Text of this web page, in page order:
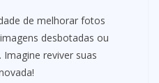
de melhorar fotos
desbotadas ou
reviver suas